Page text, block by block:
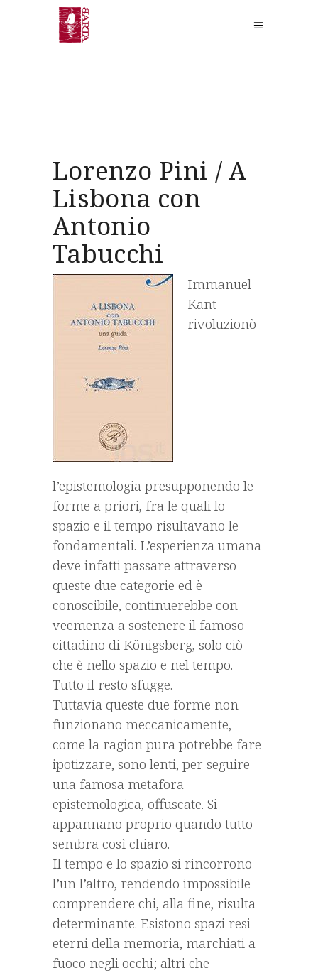
Lorenzo Pini / A
Lisbona con
Antonio
Tabucchi
Immanuel
Kant
rivoluzionò
l’epistemologia presupponendo le
forme a priori, fra le quali lo
spazio e il tempo risultavano le
fondamentali. L’esperienza umana
deve infatti passare attraverso
queste due categorie ed è
conoscibile, continuerebbe con
veemenza a sostenere il famoso
cittadino di Königsberg, solo ciò
che è nello spazio e nel tempo.
Tutto il resto sfugge.
Tuttavia queste due forme non
funzionano meccanicamente,
come la ragion pura potrebbe fare
ipotizzare, sono lenti, per seguire
una famosa metafora
epistemologica, offuscate. Si
appannano proprio quando tutto
sembra così chiaro.
Il tempo e lo spazio si rincorrono
l’un l’altro, rendendo impossibile
comprendere chi, alla fine, risulta
determinante. Esistono spazi resi
eterni della memoria, marchiati a
fuoco negli occhi; altri che